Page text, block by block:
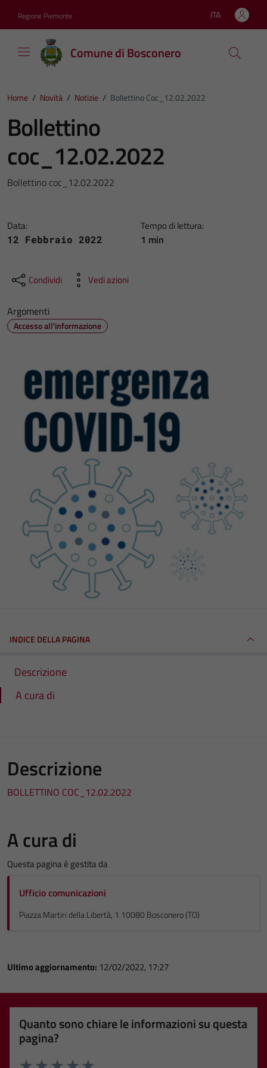
Regione Piemonte Lingua attiva:
ITA
Comune di Bosconero
Home / Novità / Notizie / Bollettino Coc_12.02.2022
Bollettino
coc_12.02.2022
Bollettino coc_12.02.2022
Data:
12 Febbraio 2022
Tempo di lettura:
1 min
Condividi Vedi azioni
Argomenti
Accesso all'informazione
INDICE DELLA PAGINA
Descrizione
A cura di
Descrizione
BOLLETTINO COC_12.02.2022
A cura di
Questa pagina è gestita da
Ufficio comunicazioni
Piazza Martiri della Libertà, 1 10080 Bosconero (TO)
Ultimo aggiornamento: 12/02/2022, 17:27
Quanto sono chiare le informazioni su questa
pagina?